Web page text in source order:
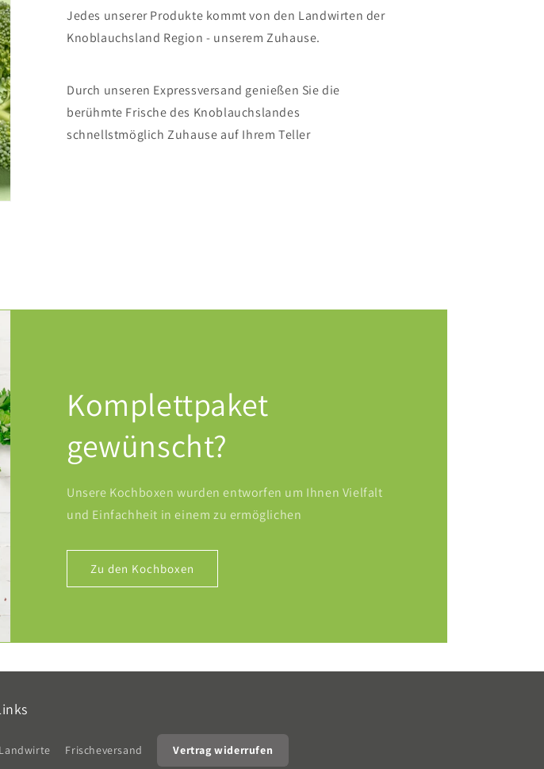
Jedes unserer Produkte kommt von den Landwirten der
Knoblauchsland Region - unserem Zuhause.
Durch unseren Expressversand genießen Sie die
berühmte Frische des Knoblauchslandes
schnellstmöglich Zuhause auf Ihrem Teller
Komplettpaket
gewünscht?
Unsere Kochboxen wurden entworfen um Ihnen Vielfalt
und Einfachheit in einem zu ermöglichen
Zu den Kochboxen
Frischeversand Vertrag widerrufen